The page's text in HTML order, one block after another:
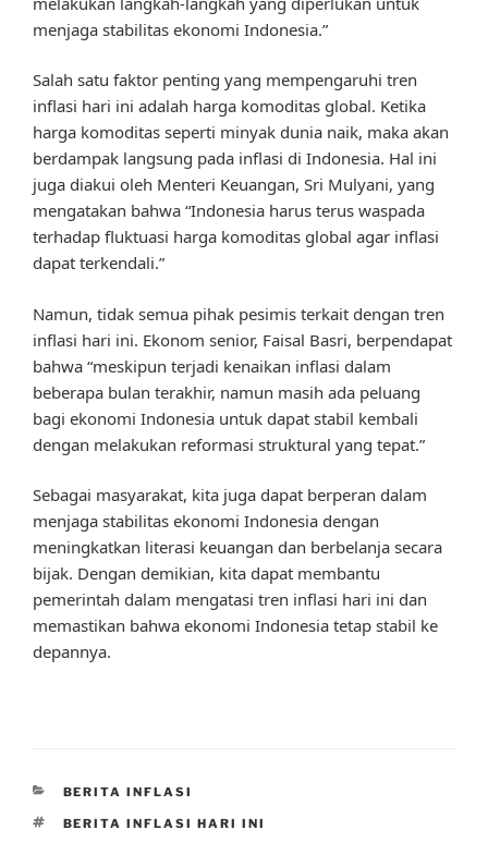
menjaga stabilitas ekonomi Indonesia.”
Salah satu faktor penting yang mempengaruhi tren
inflasi hari ini adalah harga komoditas global. Ketika
harga komoditas seperti minyak dunia naik, maka akan
berdampak langsung pada inflasi di Indonesia. Hal ini
juga diakui oleh Menteri Keuangan, Sri Mulyani, yang
mengatakan bahwa “Indonesia harus terus waspada
terhadap fluktuasi harga komoditas global agar inflasi
dapat terkendali.”
Namun, tidak semua pihak pesimis terkait dengan tren
inflasi hari ini. Ekonom senior, Faisal Basri, berpendapat
bahwa “meskipun terjadi kenaikan inflasi dalam
beberapa bulan terakhir, namun masih ada peluang
bagi ekonomi Indonesia untuk dapat stabil kembali
dengan melakukan reformasi struktural yang tepat.”
Sebagai masyarakat, kita juga dapat berperan dalam
menjaga stabilitas ekonomi Indonesia dengan
meningkatkan literasi keuangan dan berbelanja secara
bijak. Dengan demikian, kita dapat membantu
pemerintah dalam mengatasi tren inflasi hari ini dan
memastikan bahwa ekonomi Indonesia tetap stabil ke
depannya.
CATEGORIES
BERITA INFLASI
TAGS
BERITA INFLASI HARI INI